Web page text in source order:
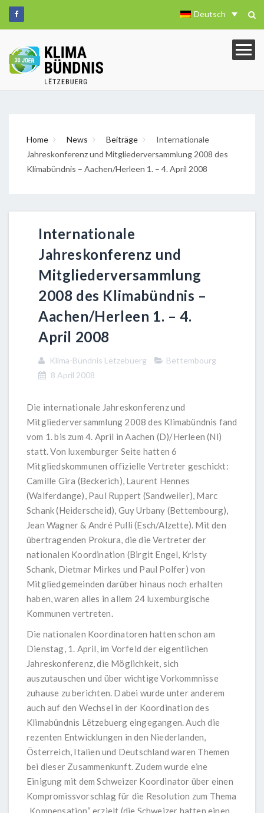
Deutsch
Home News Beiträge
Internationale
Jahreskonferenz und Mitgliederversammlung 2008 des
Klimabündnis – Aachen/Herleen 1. – 4. April 2008
Internationale
Jahreskonferenz und
Mitgliederversammlung
2008 des Klimabündnis –
Aachen/Herleen 1. – 4.
April 2008
Klima-Bündnis Lëtzebuerg
Bettembourg
8 April 2008
Die internationale Jahreskonferenz und
Mitgliederversammlung 2008 des Klimabündnis fand
vom 1. bis zum 4. April in Aachen (D)/Herleen (Nl)
statt. Von luxemburger Seite hatten 6
Mitgliedskommunen offizielle Vertreter geschickt:
Camille Gira (Beckerich), Laurent Hennes
(Walferdange), Paul Ruppert (Sandweiler), Marc
Schank (Heiderscheid), Guy Urbany (Bettembourg),
Jean Wagner & André Pulli (Esch/Alzette). Mit den
übertragenden Prokura, die die Vertreter der
nationalen Koordination (Birgit Engel, Kristy
Schank, Dietmar Mirkes und Paul Polfer) von
Mitgliedgemeinden darüber hinaus noch erhalten
haben, waren alles in allem 24 luxemburgische
Kommunen vertreten.
Die nationalen Koordinatoren hatten schon am
Dienstag, 1. April, im Vorfeld der eigentlichen
Jahreskonferenz, die Möglichkeit, sich
auszutauschen und über wichtige Vorkommnisse
zuhause zu berichten. Dabei wurde unter anderem
auch auf den Wechsel in der Koordination des
Klimabündnis Lëtzebuerg eingegangen. Auch die
rezenten Entwicklungen in den Niederlanden,
Österreich, Italien und Deutschland waren Themen
bei dieser Zusammenkunft. Zudem wurde eine
Einigung mit dem Schweizer Koordinator über einen
Kompromissvorschlag für die Resolution zum Thema
„Kompensation“ erzielt (die Schweizer hatten einen